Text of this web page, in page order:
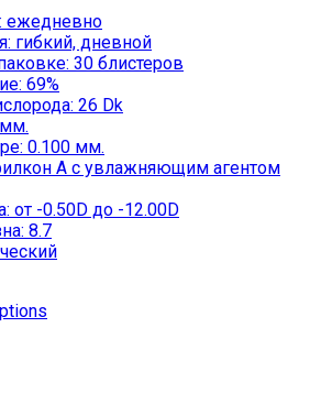
ежедневно
гибкий, дневной
30 блистеров
69%
26 Dk
0.100 мм.
А с увлажняющим агентом
от -0.50D до -12.00D
8.7